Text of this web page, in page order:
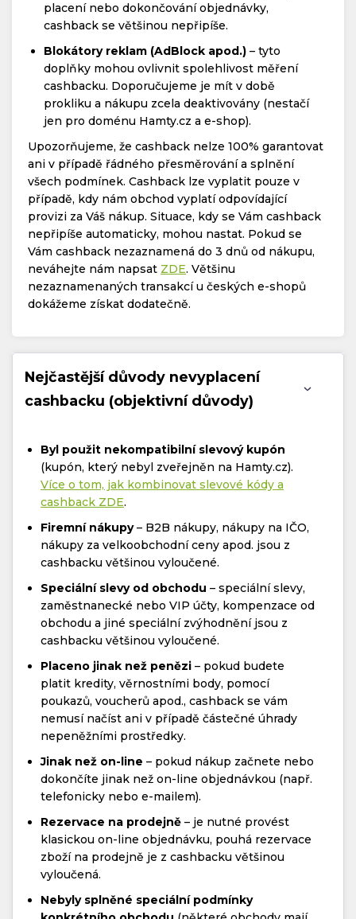
placení nebo dokončování objednávky,
cashback se většinou nepřipíše.
Blokátory reklam (AdBlock apod.) – tyto
doplňky mohou ovlivnit spolehlivost měření
cashbacku. Doporučujeme je mít v době
prokliku a nákupu zcela deaktivovány (nestačí
jen pro doménu Hamty.cz a e-shop).
Upozorňujeme, že cashback nelze 100% garantovat
ani v případě řádného přesměrování a splnění
všech podmínek. Cashback lze vyplatit pouze v
případě, kdy nám obchod vyplatí odpovídající
provizi za Váš nákup. Situace, kdy se Vám cashback
nepřipíše automaticky, mohou nastat. Pokud se
Vám cashback nezaznamená do 3 dnů od nákupu,
neváhejte nám napsat ZDE. Většinu
nezaznamenaných transakcí u českých e-shopů
dokážeme získat dodatečně.
Nejčastější důvody nevyplacení
cashbacku (objektivní důvody)
Byl použit nekompatibilní slevový kupón
(kupón, který nebyl zveřejněn na Hamty.cz).
Více o tom, jak kombinovat slevové kódy a
cashback ZDE.
Firemní nákupy– B2B nákupy, nákupy na IČO,
nákupy za velkoobchodní ceny apod. jsou z
cashbacku většinou vyloučené.
Speciální slevy od obchodu – speciální slevy,
zaměstnanecké nebo VIP účty, kompenzace od
obchodu a jiné speciální zvýhodnění jsou z
cashbacku většinou vyloučené.
Placeno jinak než penězi – pokud budete
platit kredity, věrnostními body, pomocí
poukazů, voucherů apod., cashback se vám
nemusí načíst ani v případě částečné úhrady
nepeněžními prostředky.
Jinak než on-line – pokud nákup začnete nebo
dokončíte jinak než on-line objednávkou (např.
telefonicky nebo e-mailem).
Rezervace na prodejně – je nutné provést
klasickou on-line objednávku, pouhá rezervace
zboží na prodejně je z cashbacku většinou
vyloučená.
Nebyly splněné speciální podmínky